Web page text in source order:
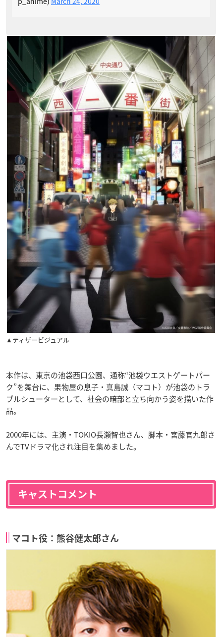
▲ティザービジュアル
本作は、東京の池袋西口公園、通称“池袋ウエストゲートパー
ク”を舞台に、果物屋の息子・真島誠（マコト）が池袋のトラ
ブルシューターとして、社会の暗部と立ち向かう姿を描いた作
品。
2000年には、主演・TOKIO長瀬智也さん、脚本・宮藤官九郎さ
んでTVドラマ化され注目を集めました。
キャストコメント
マコト役：熊谷健太郎さん